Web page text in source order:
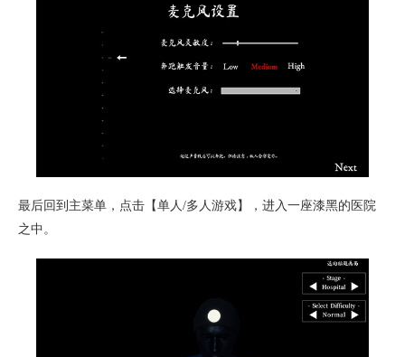
最后回到主菜单，点击【单人/多人游戏】，进入一座漆黑的医院
之中。